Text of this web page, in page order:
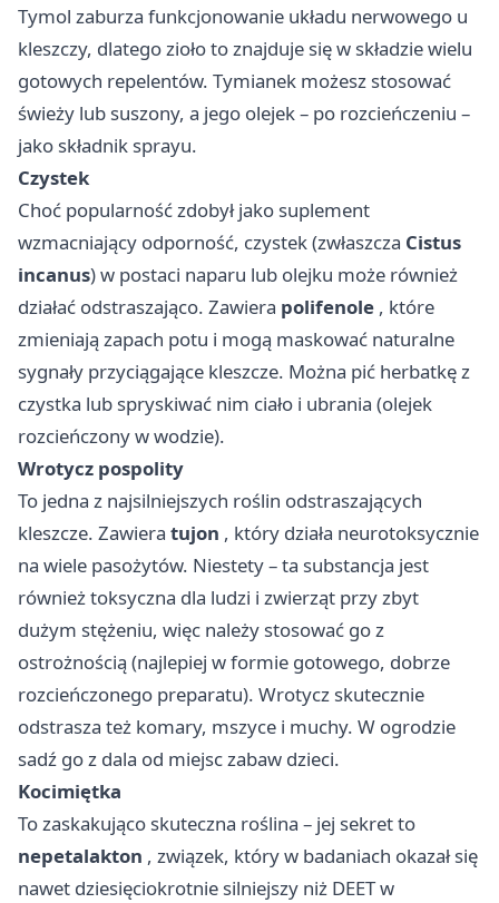
Tymol zaburza funkcjonowanie układu nerwowego u
kleszczy, dlatego zioło to znajduje się w składzie wielu
gotowych repelentów. Tymianek możesz stosować
świeży lub suszony, a jego olejek – po rozcieńczeniu –
jako składnik sprayu.
Czystek
Choć popularność zdobył jako suplement
wzmacniający odporność, czystek (zwłaszcza Cistus
incanus) w postaci naparu lub olejku może również
działać odstraszająco. Zawiera polifenole , które
zmieniają zapach potu i mogą maskować naturalne
sygnały przyciągające kleszcze. Można pić herbatkę z
czystka lub spryskiwać nim ciało i ubrania (olejek
rozcieńczony w wodzie).
Wrotycz pospolity
To jedna z najsilniejszych roślin odstraszających
kleszcze. Zawiera tujon , który działa neurotoksycznie
na wiele pasożytów. Niestety – ta substancja jest
również toksyczna dla ludzi i zwierząt przy zbyt
dużym stężeniu, więc należy stosować go z
ostrożnością (najlepiej w formie gotowego, dobrze
rozcieńczonego preparatu). Wrotycz skutecznie
odstrasza też komary, mszyce i muchy. W ogrodzie
sadź go z dala od miejsc zabaw dzieci.
Kocimiętka
To zaskakująco skuteczna roślina – jej sekret to
nepetalakton , związek, który w badaniach okazał się
nawet dziesięciokrotnie silniejszy niż DEET w